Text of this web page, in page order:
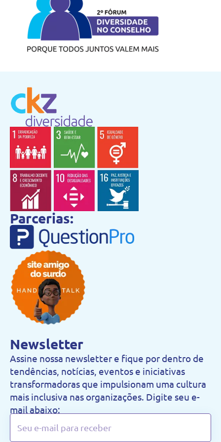
Parcerias:
Newsletter
Assine nossa newsletter e fique por dentro de
tendências, notícias, eventos e iniciativas
transformadoras que impulsionam uma cultura
mais inclusiva nas organizações. Digite seu e-
mail abaixo: